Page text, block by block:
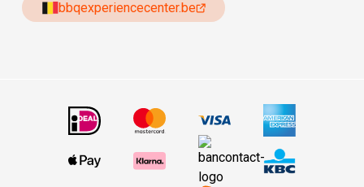
bbqexperiencecenter.be